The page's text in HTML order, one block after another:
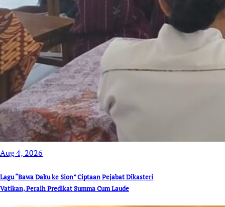
Aug 4, 2026
Lagu “Bawa Daku ke Sion” Ciptaan Pejabat Dikasteri
Vatikan, Peraih Predikat Summa Cum Laude